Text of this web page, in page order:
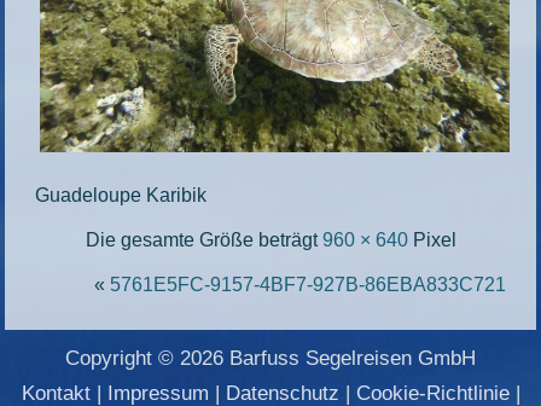
Guadeloupe Karibik
Die gesamte Größe beträgt960 × 640Pixel
« 5761E5FC-9157-4BF7-927B-86EBA833C721
Copyright © 2026 Barfuss Segelreisen GmbH
Kontakt| Impressum | Datenschutz | Cookie-Richtlinie|